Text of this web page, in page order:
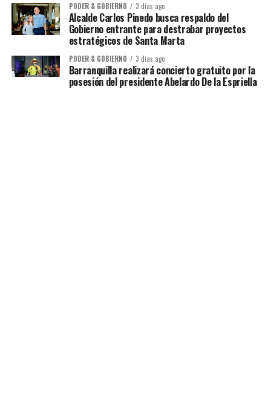
PODER & GOBIERNO 3 días ago
Alcalde Carlos Pinedo busca respaldo del
Gobierno entrante para destrabar proyectos
estratégicos de Santa Marta
PODER & GOBIERNO 3 días ago
Barranquilla realizará concierto gratuito por la
posesión del presidente Abelardo De la Espriella